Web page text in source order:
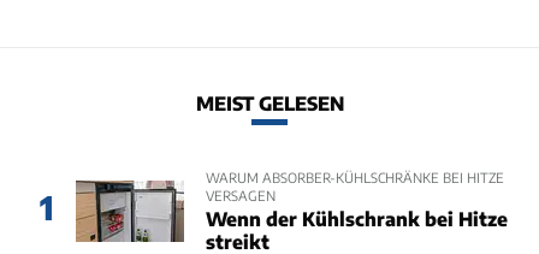
MEIST GELESEN
1
WARUM ABSORBER-KÜHLSCHRÄNKE BEI HITZE
VERSAGEN
Wenn der Kühlschrank bei Hitze
streikt